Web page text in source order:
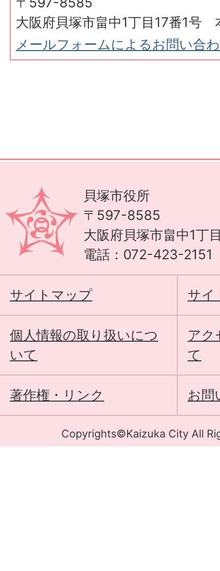
大阪府貝塚市畠中1丁目17番1号
メールフォームによるお問い合
貝塚市役所
〒597-8585
大阪府貝塚市畠中1丁
電話：072-423-2151
サイトマップ サイ
個人情報の取り扱いにつ
いて
アク
て
著作権・リンク お問
Copyrights©Kaizuka City All